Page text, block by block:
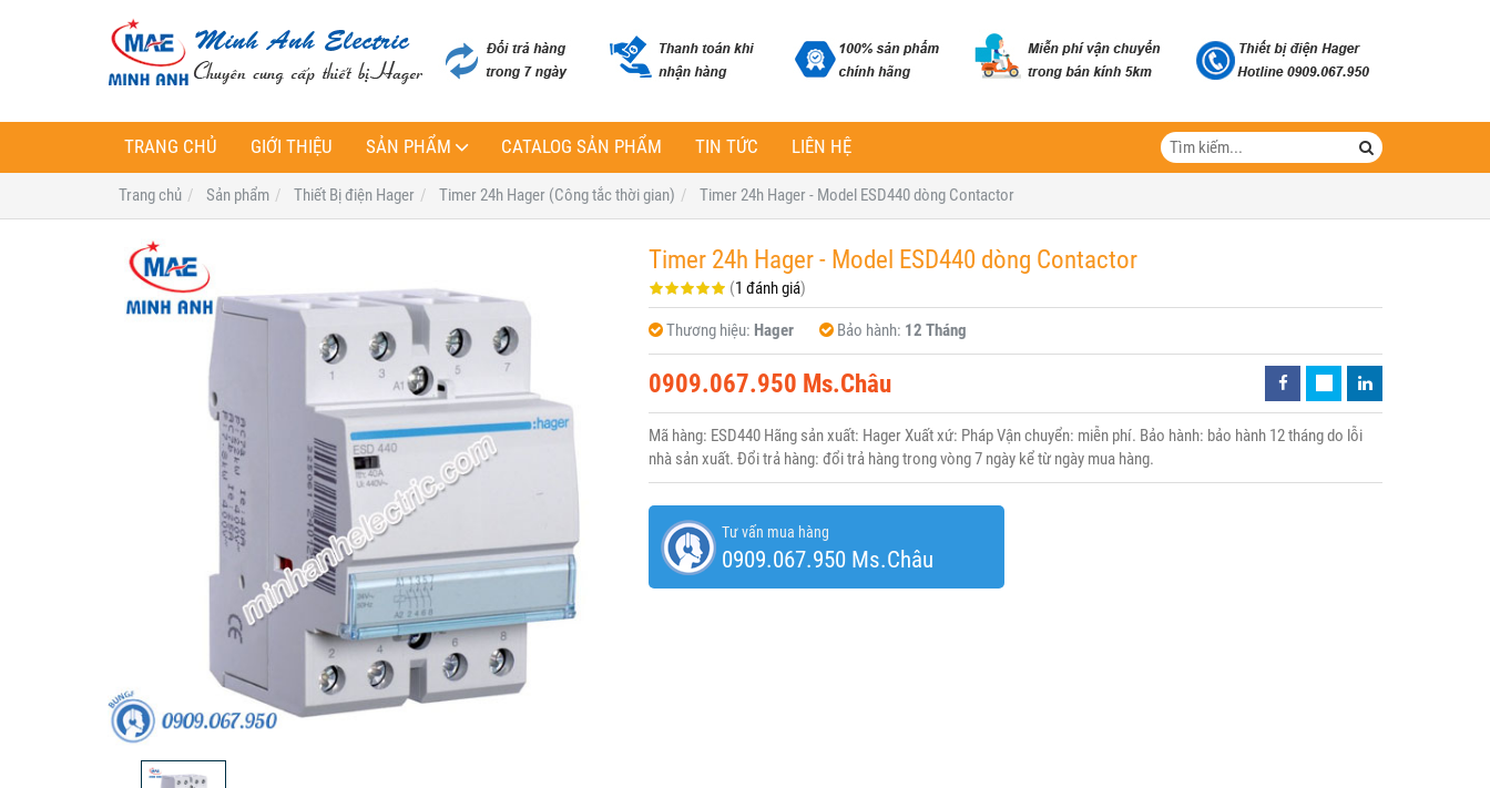
TRANG CHỦ GIỚI THIỆU SẢN PHẨM CATALOG SẢN PHẨM TIN TỨC LIÊN HỆ
Trang chủ Sản phẩm Thiết Bị điện Hager Timer 24h Hager (Công tắc thời gian) Timer 24h Hager - Model ESD440 dòng Contactor
Timer 24h Hager - Model ESD440 dòng Contactor
(1 đánh giá)
Thương hiệu: Hager Bảo hành: 12 Tháng
0909.067.950 Ms.Châu
Mã hàng: ESD440 Hãng sản xuất: Hager Xuất xứ: Pháp Vận chuyển: miễn phí. Bảo hành: bảo hành 12 tháng do lỗi
nhà sản xuất. Đổi trả hàng: đổi trả hàng trong vòng 7 ngày kể từ ngày mua hàng.
Tư vấn mua hàng
0909.067.950 Ms.Châu